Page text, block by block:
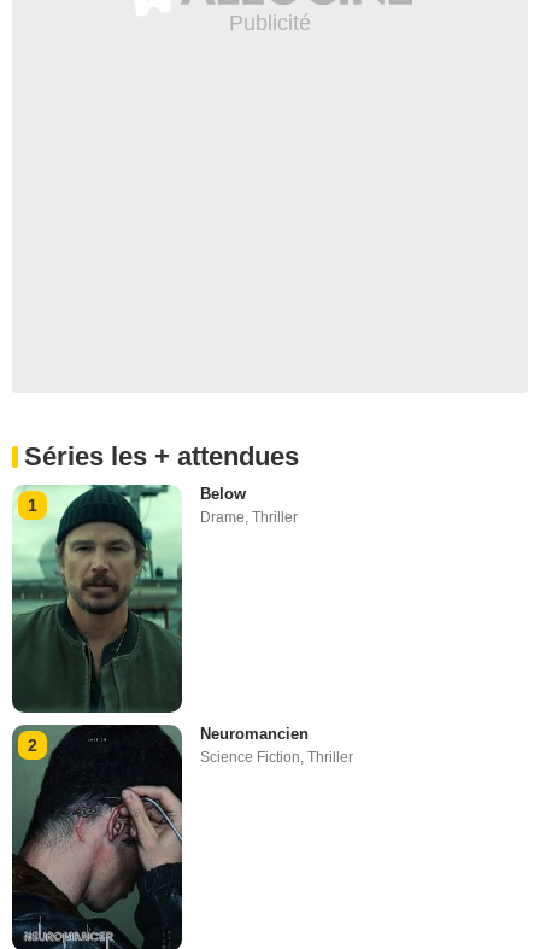
Séries les + attendues
1
Below
Drame,Thriller
2
Neuromancien
Science Fiction ,Thriller